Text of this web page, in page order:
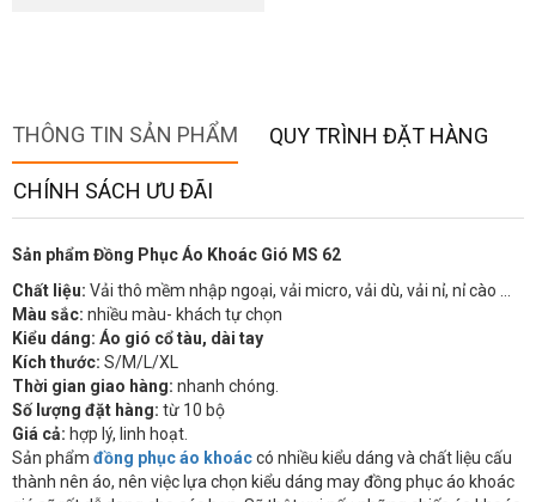
THÔNG TIN SẢN PHẨM QUY TRÌNH ĐẶT HÀNG
CHÍNH SÁCH ƯU ĐÃI
Sản phẩm Đồng Phục Áo Khoác Gió MS 62
Chất liệu: Vải thô mềm nhập ngoại, vải micro, vải dù, vải nỉ, nỉ cào …
Màu sắc: nhiều màu- khách tự chọn
Kiểu dáng: Áo gió cổ tàu, dài tay
Kích thước: S/M/L/XL
Thời gian giao hàng: nhanh chóng.
Số lượng đặt hàng: từ 10 bộ
Giá cả: hợp lý, linh hoạt.
Sản phẩm đồng phục áo khoáccó nhiều kiểu dáng và chất liệu cấu
thành nên áo, nên việc lựa chọn kiểu dáng may đồng phục áo khoác